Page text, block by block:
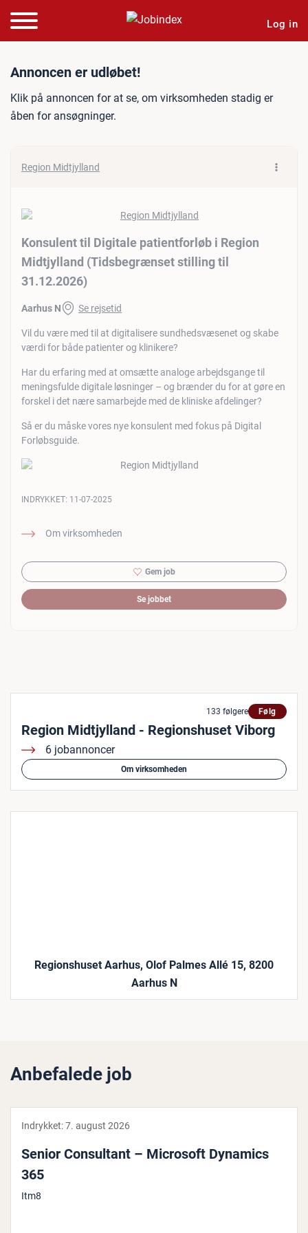
Log in
Jobannonce: Konsulent
Annoncen er udløbet!
Klik på annoncen for at se, om virksomheden stadig er
åben for ansøgninger.
Region Midtjylland
Konsulent til Digitale patientforløb i Region
Midtjylland (Tidsbegrænset stilling til
31.12.2026)
Aarhus N Se rejsetid
Vil du være med til at digitalisere sundhedsvæsenet og skabe
værdi for både patienter og klinikere?
Har du erfaring med at omsætte analoge arbejdsgange til
meningsfulde digitale løsninger – og brænder du for at gøre en
forskel i det nære samarbejde med de kliniske afdelinger?
Så er du måske vores nye konsulent med fokus på Digital
Forløbsguide.
Om virksomheden
INDRYKKET: 11-07-2025
Gem job
Se jobbet
133 følgere Følg
Region Midtjylland - Regionshuset Viborg
6 jobannoncer
Om virksomheden
Regionshuset Aarhus, Olof Palmes Allé 15, 8200
Aarhus N
Anbefalede job
Indrykket:7. august 2026
Senior Con­sul­tant – Microsoft Dynamics
365
Itm8